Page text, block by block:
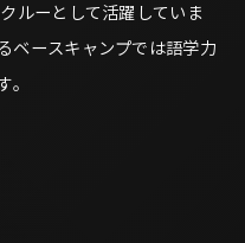
ルーとして活躍していま
ベースキャンプでは語学力
。